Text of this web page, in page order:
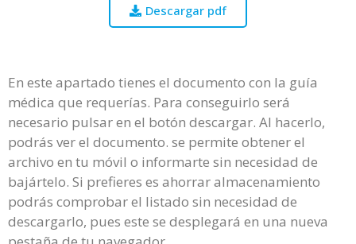
Descargar pdf
En este apartado tienes el documento con la guía
médica que requerías. Para conseguirlo será
necesario pulsar en el botón descargar. Al hacerlo,
podrás ver el documento. se permite obtener el
archivo en tu móvil o informarte sin necesidad de
bajártelo. Si prefieres es ahorrar almacenamiento
podrás comprobar el listado sin necesidad de
descargarlo, pues este se desplegará en una nueva